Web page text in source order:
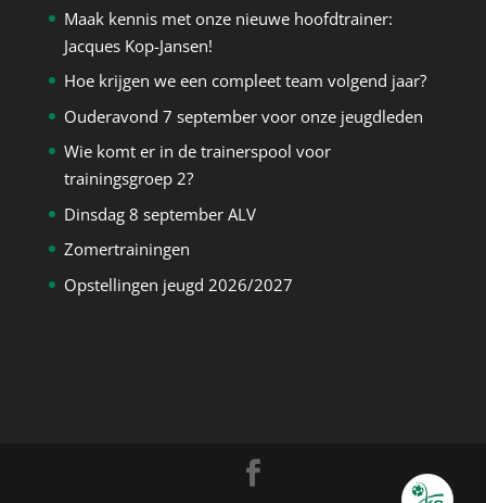
Maak kennis met onze nieuwe hoofdtrainer:
Jacques Kop-Jansen!
Hoe krijgen we een compleet team volgend jaar?
Ouderavond 7 september voor onze jeugdleden
Wie komt er in de trainerspool voor
trainingsgroep 2?
Dinsdag 8 september ALV
Zomertrainingen
Opstellingen jeugd 2026/2027